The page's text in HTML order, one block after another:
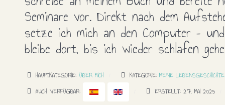
Seminare vor. Direkt nach dem
setze ich mich an den Computer – und
bleibe dort, bis ich wieder schlafen
HAUPTKATEGORIE: ÜBER MICH KATEGORIE: MEINE LEBENSGESCHICHTE
AUCH VERFÜGBAR:
ERSTELLT: 27. MAI 2025